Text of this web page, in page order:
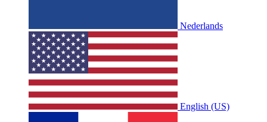
Nederlands
English (US)